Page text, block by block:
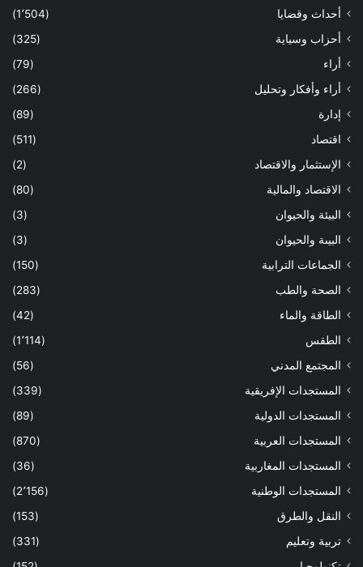
أحداث وقضايا
(1٬504)
أحزاب وسياية
(325)
أراء
(79)
أراء وأفكار وتحليل
(266)
إدارة
(89)
اقتصاد
(511)
الإستثمار والاقتصاد
(2)
الاقتصاد والمالية
(80)
البيئة والحيوان
(3)
البيىة والحيوان
(3)
الجماعات الترابية
(150)
الصحة والطب
(283)
الطاقة والماء
(42)
الطقس
(1٬114)
المجتمع المدني
(56)
المستجدات الإفريقية
(339)
المستجدات الدولية
(89)
المستجدات العربية
(870)
المستجدات المغاربية
(36)
المستجدات الوطنية
(2٬156)
النقل والطرق
(153)
تربية وتعليم
(331)